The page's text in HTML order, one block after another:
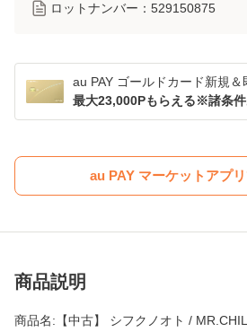
ロットナンバー： 529150875
au PAY ゴールドカード新規＆
最大23,000Pもらえる※諸条件
au PAY マーケットアプ
商品説明
商品名:【中古】 シフクノオト /